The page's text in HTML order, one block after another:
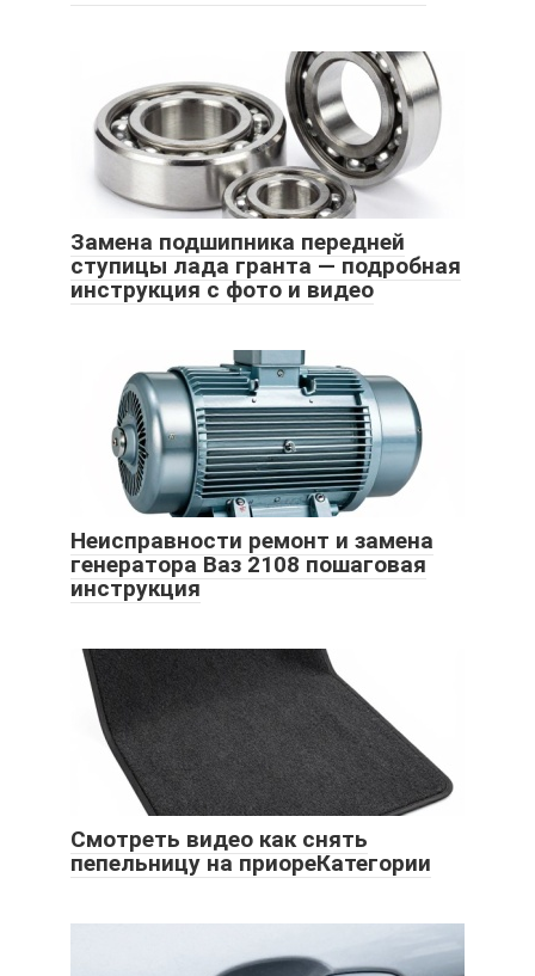
Замена подшипника передней
ступицы лада гранта — подробная
инструкция с фото и видео
Неисправности ремонт и замена
генератора Ваз 2108 пошаговая
инструкция
Смотреть видео как снять
пепельницу на приореКатегории